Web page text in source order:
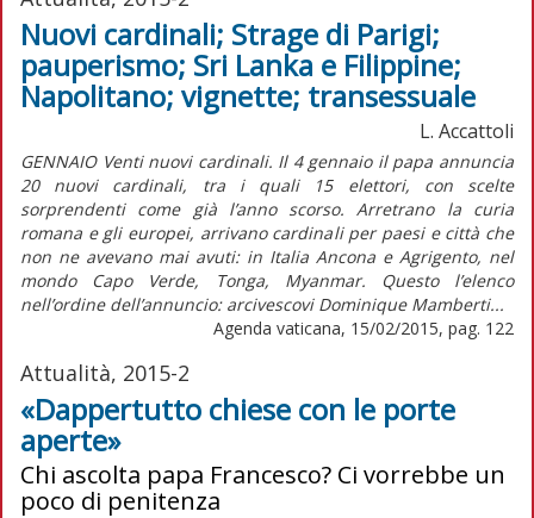
Nuovi cardinali; Strage di Parigi;
pauperismo; Sri Lanka e Filippine;
Napolitano; vignette; transessuale
L. Accattoli
GENNAIO Venti nuovi cardinali. Il 4 gennaio il papa annuncia
20 nuovi cardinali, tra i quali 15 elettori, con scelte
sorprendenti come già l’anno scorso. Arretrano la curia
romana e gli europei, arrivano cardinali per paesi e città che
non ne avevano mai avuti: in Italia Ancona e Agrigento, nel
mondo Capo Verde, Tonga, Myanmar. Questo l’elenco
nell’ordine dell’annuncio: arcivescovi Dominique Mamberti...
Agenda vaticana, 15/02/2015, pag. 122
Attualità, 2015-2
«Dappertutto chiese con le porte
aperte»
Chi ascolta papa Francesco? Ci vorrebbe un
poco di penitenza